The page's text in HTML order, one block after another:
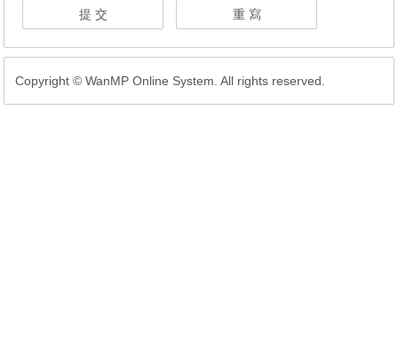
Copyright © WanMP Online System. All rights reserved.